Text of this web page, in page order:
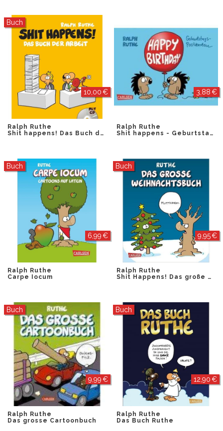
Buch
10,00 €
Ralph Ruthe
Shit happens! Das Buch der Arbeit
3,88 €
Ralph Ruthe
Shit happens - Geburtstagspostkarten
Buch
6,99 €
Ralph Ruthe
Carpe Iocum
Buch
9,95 €
Ralph Ruthe
Shit Happens! Das große Weihnachtsbuch
Buch
9,99 €
Ralph Ruthe
Das grosse Cartoonbuch
Buch
12,90 €
Ralph Ruthe
Das Buch Ruthe